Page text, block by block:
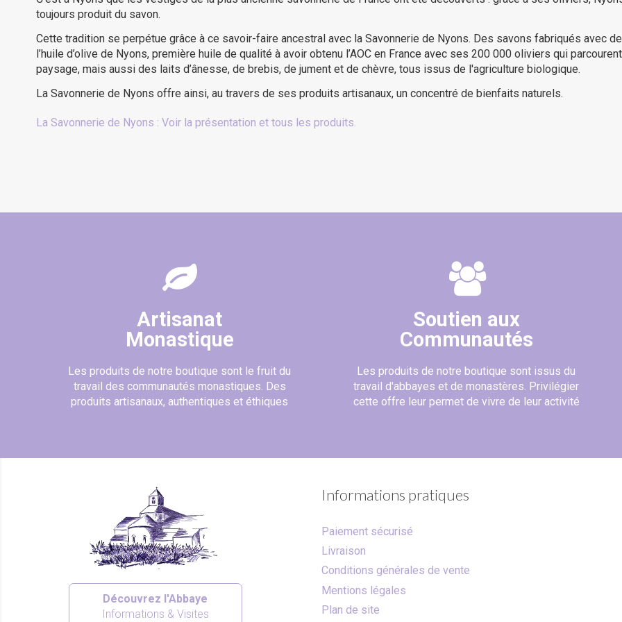
toujours produit du savon.
Cette tradition se perpétue grâce à ce savoir-faire ancestral avec la Savonnerie de Nyons. Des savons fabriqués avec de
l’huile d’olive de Nyons, première huile de qualité à avoir obtenu l’AOC en France avec ses 200 000 oliviers qui
paysage, mais aussi des laits d’ânesse, de brebis, de jument et de chèvre, tous issus de l'agriculture biologique.
La Savonnerie de Nyons offre ainsi, au travers de ses produits artisanaux, un concentré de bienfaits naturels.
La Savonnerie de Nyons : Voir la présentation et tous les produits.
Artisanat
Monastique
Les produits de notre boutique sont le fruit du
travail des communautés monastiques. Des
produits artisanaux, authentiques et éthiques
Soutien aux
Communautés
Les produits de notre boutique sont issus du
travail d'abbayes et de monastères. Privilégier
cette offre leur permet de vivre de leur activité
Découvrez l'Abbaye
Informations & Visites
Informations pratiques
Paiement sécurisé
Livraison
Conditions générales de vente
Mentions légales
Plan de site